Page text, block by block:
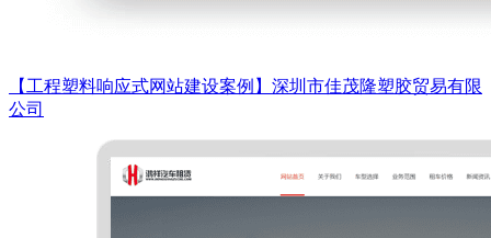
【工程塑料响应式网站建设案例】深圳市佳茂隆塑胶贸易有限
公司